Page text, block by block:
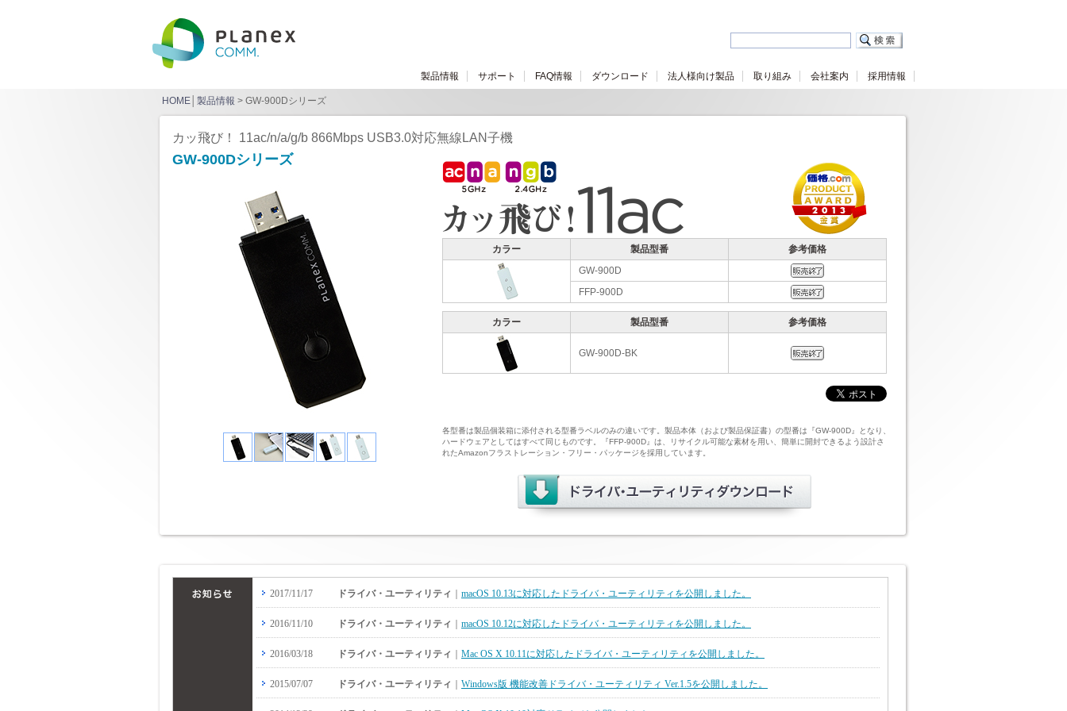
製品情報 サポート FAQ情報 ダウンロード 法人様向け製品 取り組み 会社案内 採用情報
HOME 製品情報 > GW-900Dシリーズ
カッ飛び！ 11ac/n/a/g/b 866Mbps USB3.0対応無線LAN子機
GW-900Dシリーズ
カラー 製品型番
参考価格
GW-900D
FFP-900D
カラー 製品型番 参考価格
GW-900D-BK
各型番は製品個装箱に添付される型番ラベルのみの違いです。製品本体（および製品保証書）の型番は『GW-900D』となり、
ハードウェアとしてはすべて同じものです。『FFP-900D』は、リサイクル可能な素材を用い、簡単に開封できるよう設計さ
れたAmazonフラストレーション・フリー・パッケージを採用しています。